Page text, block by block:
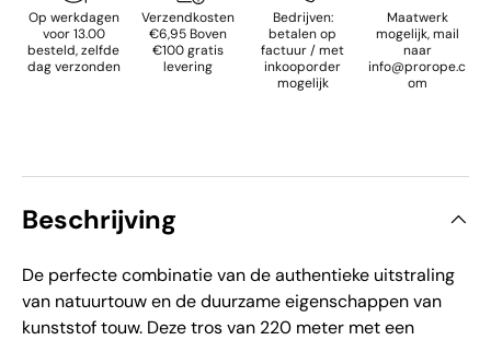
Op werkdagen
voor 13.00
besteld, zelfde
dag verzonden
Verzendkosten
€6,95 Boven
€100 gratis
levering
Bedrijven:
betalen op
factuur / met
inkooporder
mogelijk
Maatwerk
mogelijk, mail
naar
info@prorope.c
om
Beschrijving
De perfecte combinatie van de authentieke uitstraling
van natuurtouw en de duurzame eigenschappen van
kunststof touw. Deze tros van 220 meter met een